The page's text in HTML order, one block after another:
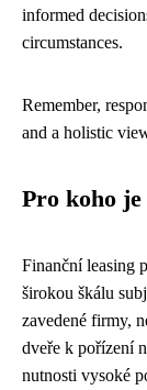
informed
circumstances.
Remember,
and a holistic
Pro koho je
Finanční leasing
širokou škálu
zavedené firmy,
dveře k pořízení
nutnosti vysoké